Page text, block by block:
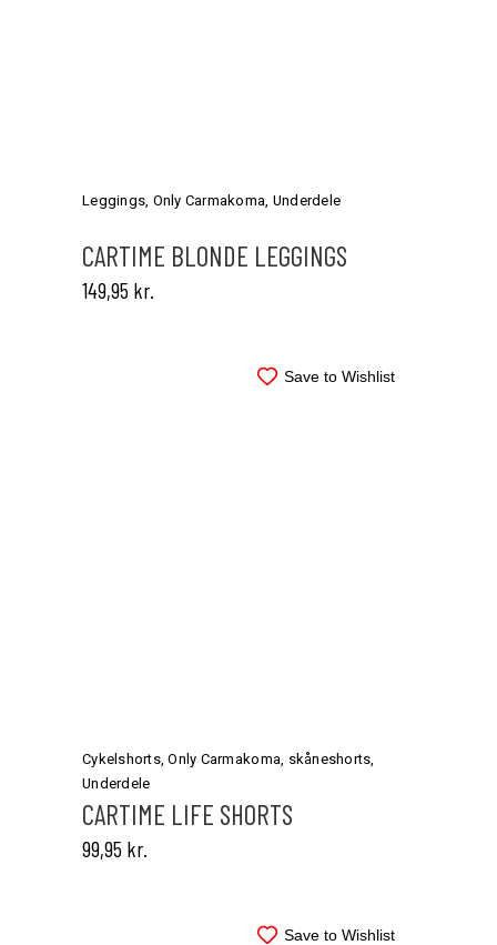
varianter.
Mulighederne
kan
Leggings, Only Carmakoma, Underdele
CARTIME BLONDE LEGGINGS
149,95 kr.
Save to Wishlist
flere
varianter.
Mulighederne
kan
Cykelshorts,Only Carmakoma, skåneshorts,
Underdele
CARTIME LIFE SHORTS
99,95 kr.
Save to Wishlist